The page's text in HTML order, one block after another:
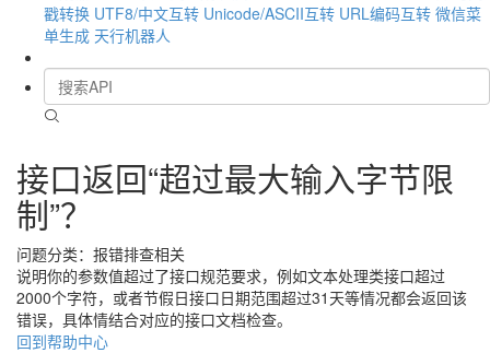
戳转换 UTF8/中文互转 Unicode/ASCII互转 URL编码互转 微信菜
单生成 天行机器人
接口返回“超过最大输入字节限
制”？
问题分类：报错排查相关
说明你的参数值超过了接口规范要求，例如文本处理类接口超过
2000个字符，或者节假日接口日期范围超过31天等情况都会返回该
错误，具体情结合对应的接口文档检查。
回到帮助中心